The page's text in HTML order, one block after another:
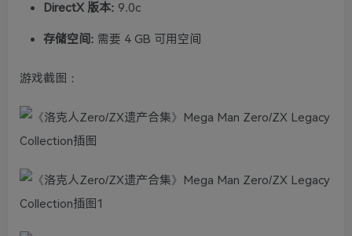
DirectX 版本: 9.0c
存储空间: 需要 4 GB 可用空间
游戏截图：